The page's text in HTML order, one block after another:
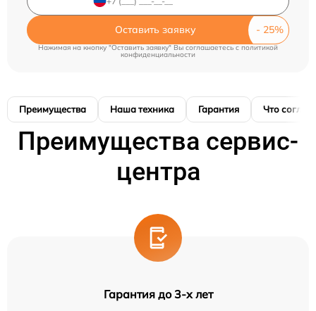
Оставить заявку
Нажимая на кнопку "Оставить заявку" Вы соглашаетесь c политикой
конфиденциальности
Преимущества Наша техника Гарантия Что
Преимущества сервис-
центра
Гарантия до 3-х лет